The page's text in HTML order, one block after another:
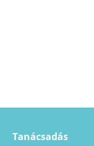
Tanácsadás